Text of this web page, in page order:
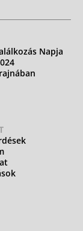
Napja